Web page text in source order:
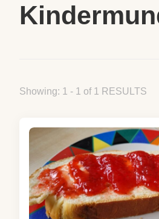
Showing: 1 - 1 of 1 RESULTS